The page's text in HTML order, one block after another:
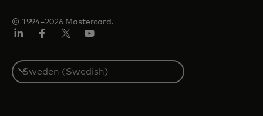
© 1994–2026 Mastercard.
Select
a
country